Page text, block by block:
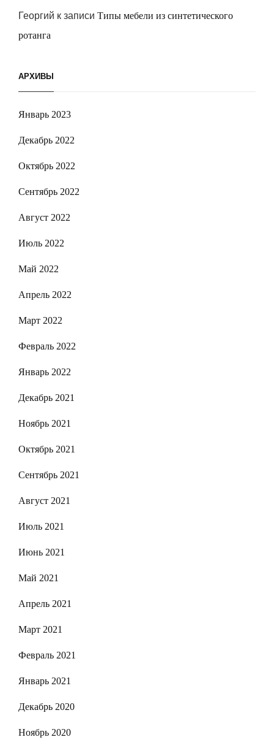
Георгий к записи Типы мебели из синтетического
ротанга
АРХИВЫ
Январь 2023
Декабрь 2022
Октябрь 2022
Сентябрь 2022
Август 2022
Июль 2022
Май 2022
Апрель 2022
Март 2022
Февраль 2022
Январь 2022
Декабрь 2021
Ноябрь 2021
Октябрь 2021
Сентябрь 2021
Август 2021
Июль 2021
Июнь 2021
Май 2021
Апрель 2021
Март 2021
Февраль 2021
Январь 2021
Декабрь 2020
Ноябрь 2020